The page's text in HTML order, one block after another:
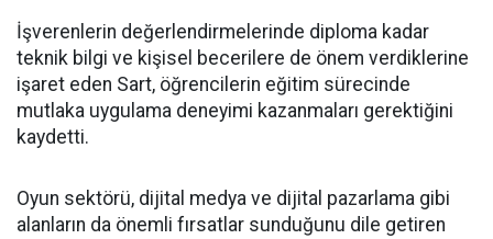
İşverenlerin değerlendirmelerinde diploma kadar
teknik bilgi ve kişisel becerilere de önem verdiklerine
işaret eden Sart, öğrencilerin eğitim sürecinde
mutlaka uygulama deneyimi kazanmaları gerektiğini
kaydetti.
Oyun sektörü, dijital medya ve dijital pazarlama gibi
alanların da önemli fırsatlar sunduğunu dile getiren